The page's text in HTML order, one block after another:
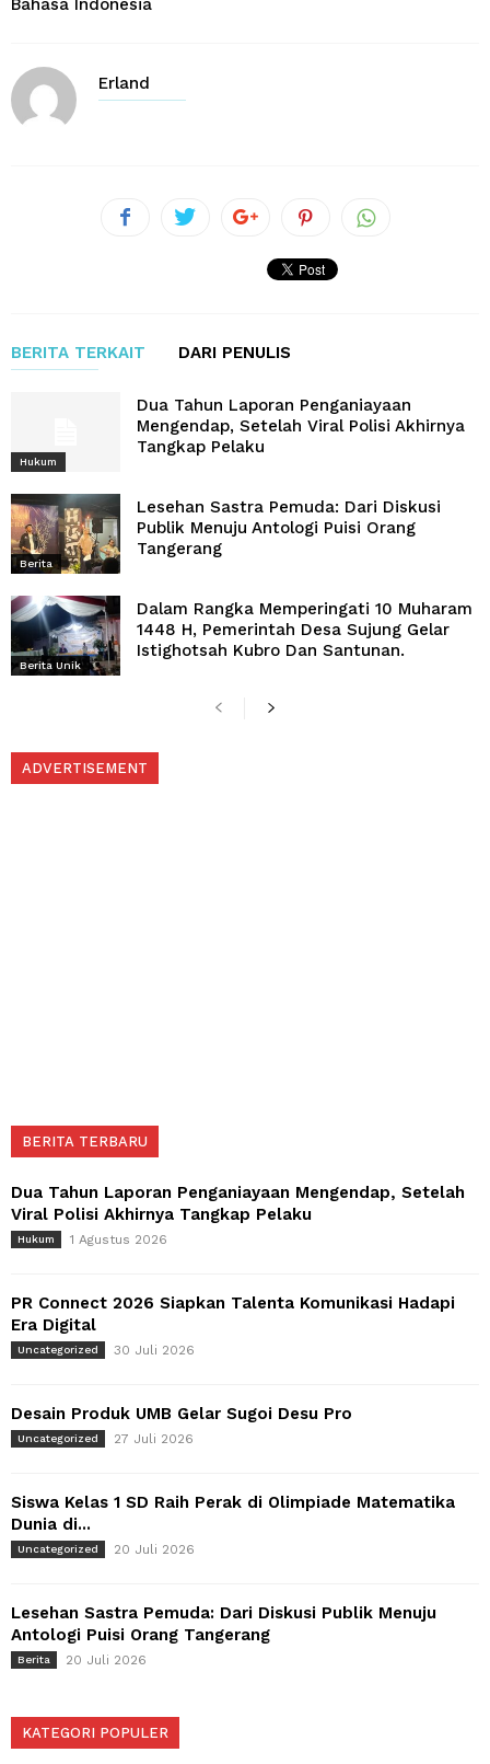
Erland
BERITA TERKAIT DARI PENULIS
Hukum
Dua Tahun Laporan Penganiayaan
Mengendap, Setelah Viral Polisi Akhirnya
Tangkap Pelaku
Berita
Lesehan Sastra Pemuda: Dari Diskusi
Publik Menuju Antologi Puisi Orang
Tangerang
Berita Unik
Dalam Rangka Memperingati 10 Muharam
1448 H, Pemerintah Desa Sujung Gelar
Istighotsah Kubro Dan Santunan.
ADVERTISEMENT
BERITA TERBARU
Dua Tahun Laporan Penganiayaan Mengendap, Setelah
Viral Polisi Akhirnya Tangkap Pelaku
Hukum 1 Agustus 2026
PR Connect 2026 Siapkan Talenta Komunikasi Hadapi
Era Digital
Uncategorized 30 Juli 2026
Desain Produk UMB Gelar Sugoi Desu Pro
Uncategorized 27 Juli 2026
Siswa Kelas 1 SD Raih Perak di Olimpiade Matematika
Dunia di...
Uncategorized 20 Juli 2026
Lesehan Sastra Pemuda: Dari Diskusi Publik Menuju
Antologi Puisi Orang Tangerang
Berita 20 Juli 2026
KATEGORI POPULER